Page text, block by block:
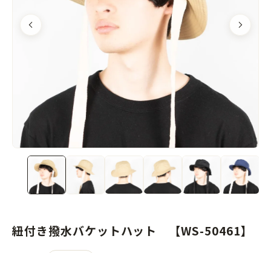
紐付き撥水バケットハット 【WS-50461】